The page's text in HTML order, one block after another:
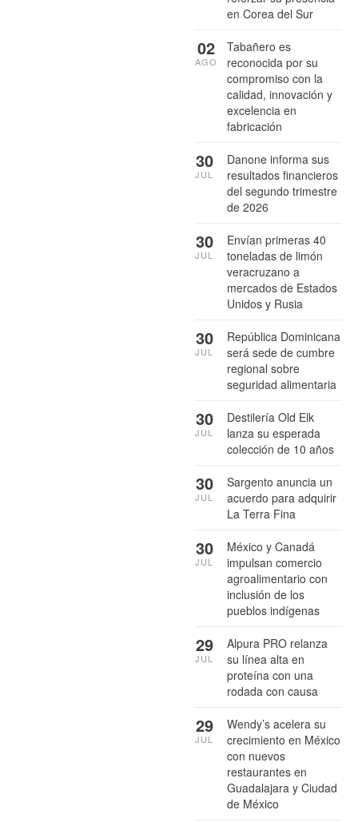
en Corea del Sur
Tabañero es
reconocida por su
compromiso con la
calidad, innovación y
excelencia en
fabricación
02
AGO
Danone informa sus
resultados financieros
del segundo trimestre
de 2026
30
JUL
Envían primeras 40
toneladas de limón
veracruzano a
mercados de Estados
Unidos y Rusia
30
JUL
República Dominicana
será sede de cumbre
regional sobre
seguridad alimentaria
30
JUL
Destilería Old Elk
lanza su esperada
colección de 10 años
30
JUL
Sargento anuncia un
acuerdo para adquirir
La Terra Fina
30
JUL
México y Canadá
impulsan comercio
agroalimentario con
inclusión de los
pueblos indígenas
30
JUL
Alpura PRO relanza
su línea alta en
proteína con una
rodada con causa
29
JUL
Wendy’s acelera su
crecimiento en México
con nuevos
restaurantes en
Guadalajara y Ciudad
de México
29
JUL